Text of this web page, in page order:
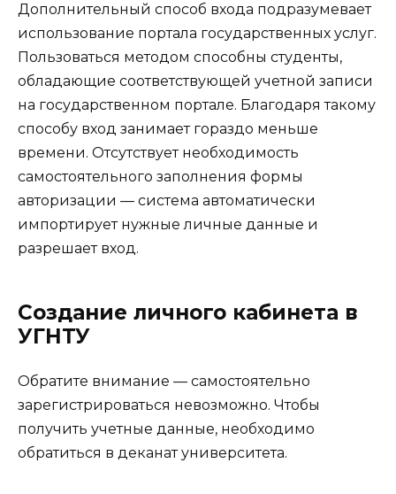
Дополнительный способ входа подразумевает
использование портала государственных услуг.
Пользоваться методом способны студенты,
обладающие соответствующей учетной записи
на государственном портале. Благодаря такому
способу вход занимает гораздо меньше
времени. Отсутствует необходимость
самостоятельного заполнения формы
авторизации — система автоматически
импортирует нужные личные данные и
разрешает вход.
Создание личного кабинета в
УГНТУ
Обратите внимание — самостоятельно
зарегистрироваться невозможно. Чтобы
получить учетные данные, необходимо
обратиться в деканат университета.